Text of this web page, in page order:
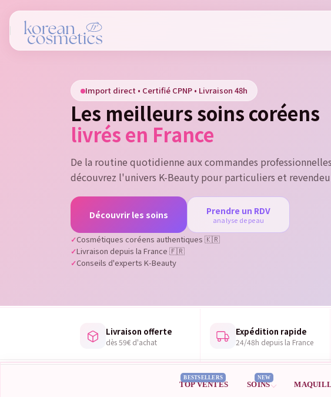
Import direct • Certifié CPNP • Livraison 48h
Les meilleurs soins coréens
livrés en France
De la routine quotidienne aux commandes
découvrez l'univers K-Beauty pour particuliers et
Découvrir les soins Prendre un RDV
analyse de peau
Cosmétiques coréens authentiques 🇰🇷
Livraison depuis la France 🇫🇷
Conseils d'experts K-Beauty
Livraison offerte
dès 59€ d'achat
Expédition rapide
24/48h depuis la France
TOP VENTES
BESTSELLERS
SOINS
NEW
You need to be